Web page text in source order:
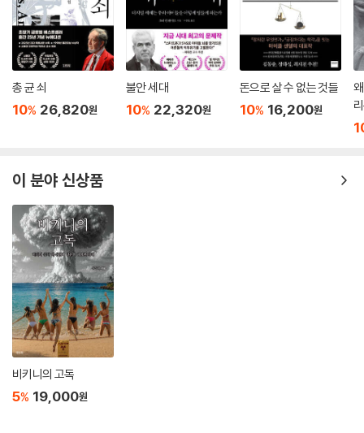
더 큰 문제는 전 세계적 경기 하락 국면에 패권 이동, 즉 열강 사이의 싸움
까지 겹치면 최악의 반동 정치가 판을 치게 된다는 점이다. 이탈리아와 네
덜란드, 핀란드 그리고 미국 등에서 초강경 우파가 집권한 것도 위기의 한
결국 큰 전쟁을 불러왔다는 데 있다. 전간기(戰間期, 1918~1939)에 누
적된 모순이 제2차 세계대전을 초래한 것처럼, 앞으로 펼쳐질 글로벌 무한
넘어 실제적인 군사적 대치 국면으로 빠르게 이동하고 있다. 우리는 규범
에 의한 통제가 사라진 빈자리에 ‘힘이 곧 정의’가 되는 시대 한가운데에 서
있다. 과거에 세계 경찰을 자임해 왔던 미국은 이제 체면을 차릴 것도 없이
그저 세계를 주무르고 있는 여러 조폭 조직의 하나로 그 위상을 재정리하
고 있다.(145쪽) 과연 우리는 과거와 같은 방식으로 미국에 전적으로 의존
할 수 있을까? 미국에게 동맹의 가치가 더 이상 예전 같지 않다면, 한국 역
시 한미 동맹에 대한 무조건적 의존에서 벗어나야 한다. 이제 우리의 지정
학적 위치와 외교적 태도를 근본적으로 재고해야 할 때인 것이다.
동맹은 없고 거래만 남은 세상,
미국 제일주의의 호구가 되지 않으려면?
총 균 쇠
10% 26,820원
불안 세대
10% 22,320원
돈으로 살 수 없는 것들
10% 16,200원
이 분야 신상품
비키니의 고독
5% 19,000원